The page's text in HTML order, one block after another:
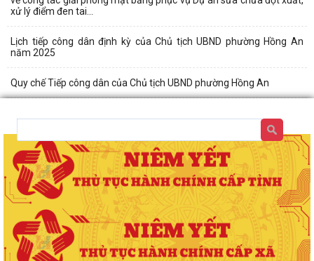
xử lý điểm đen tai...
Lịch tiếp công dân định kỳ của Chủ tịch UBND phường Hồng An
năm 2025
Quy chế Tiếp công dân của Chủ tịch UBND phường Hồng An